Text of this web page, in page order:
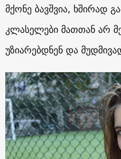
მქონე ბავშვია, ხშირად
კლასელები მათთან არ
უზიარებდნენ და